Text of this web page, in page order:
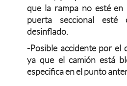
que la rampa no esté en
puerta seccional
desinflado.
-Posible accidente por el
ya que el camión está
especifica en el punto